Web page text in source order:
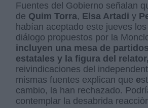
Fuentes del Gobierno señalan
de Quim Torra, Elsa Artadi y
habían aceptado este jueves los
diálogo propuestos por la
incluyen una mesa de
estatales y la figura del relator,
reivindicaciones del
mismas fuentes explican que e
cambio, la han rechazado.
contemplar la desabrida